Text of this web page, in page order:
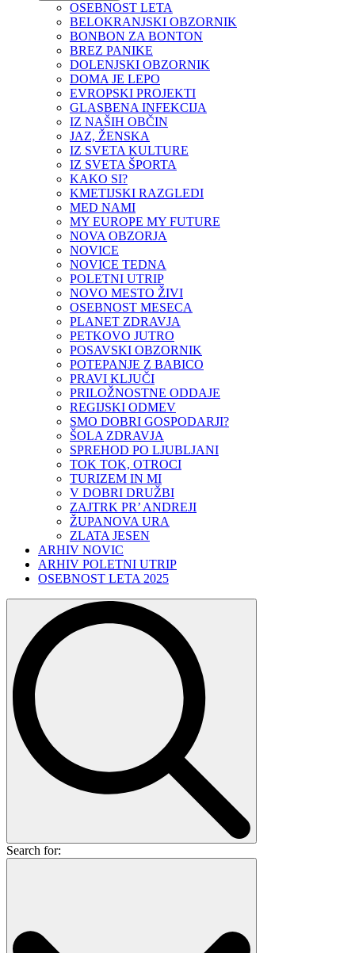
OSEBNOST LETA
BELOKRANJSKI OBZORNIK
BONBON ZA BONTON
BREZ PANIKE
DOLENJSKI OBZORNIK
DOMA JE LEPO
EVROPSKI PROJEKTI
GLASBENA INFEKCIJA
IZ NAŠIH OBČIN
JAZ, ŽENSKA
IZ SVETA KULTURE
IZ SVETA ŠPORTA
KAKO SI?
KMETIJSKI RAZGLEDI
MED NAMI
MY EUROPE MY FUTURE
NOVA OBZORJA
NOVICE
NOVICE TEDNA
POLETNI UTRIP
NOVO MESTO ŽIVI
OSEBNOST MESECA
PLANET ZDRAVJA
PETKOVO JUTRO
POSAVSKI OBZORNIK
POTEPANJE Z BABICO
PRAVI KLJUČI
PRILOŽNOSTNE ODDAJE
REGIJSKI ODMEV
SMO DOBRI GOSPODARJI?
ŠOLA ZDRAVJA
SPREHOD PO LJUBLJANI
TOK TOK, OTROCI
TURIZEM IN MI
V DOBRI DRUŽBI
ZAJTRK PR’ ANDREJI
ŽUPANOVA URA
ZLATA JESEN
ARHIV NOVIC
ARHIV POLETNI UTRIP
OSEBNOST LETA 2025
Search for: